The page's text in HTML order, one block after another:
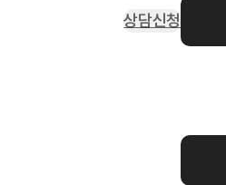
상담신청